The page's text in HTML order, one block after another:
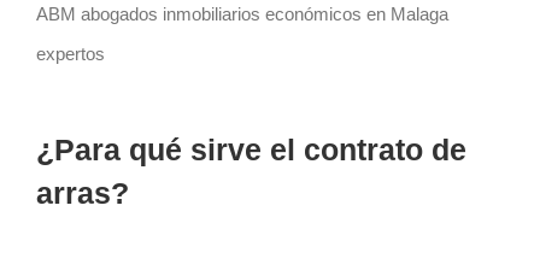
ABM abogados inmobiliarios económicos en Malaga
expertos
¿Para qué sirve el contrato de
arras?